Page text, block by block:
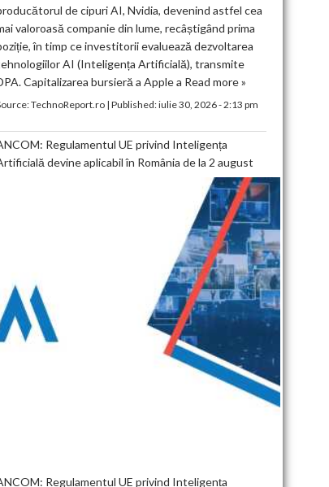
de cipuri AI, Nvidia, devenind astfel cea
valoroasă companie din lume, recâștigând prima
în timp ce investitorii evaluează dezvoltarea
AI (Inteligența Artificială), transmite
Capitalizarea bursieră a Apple a Read more »
TechnoReport.ro| Published:iulie 30, 2026 - 2:13 pm
Regulamentul UE privind Inteligența
devine aplicabil în România de la 2 august
Regulamentul UE privind Inteligența